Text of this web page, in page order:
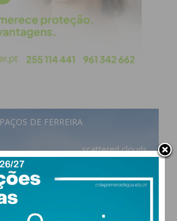
PAÇOS DE FERREIRA
scattered clouds
MAX 16 • MIN 16